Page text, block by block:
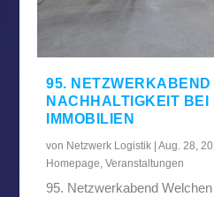
95.
NACHHALTIGKEIT BEI
IMMOBILIEN
von Netzwerk Logistik |Aug. 28,
Homepage,Veranstaltungen
95. Netzwerkabend